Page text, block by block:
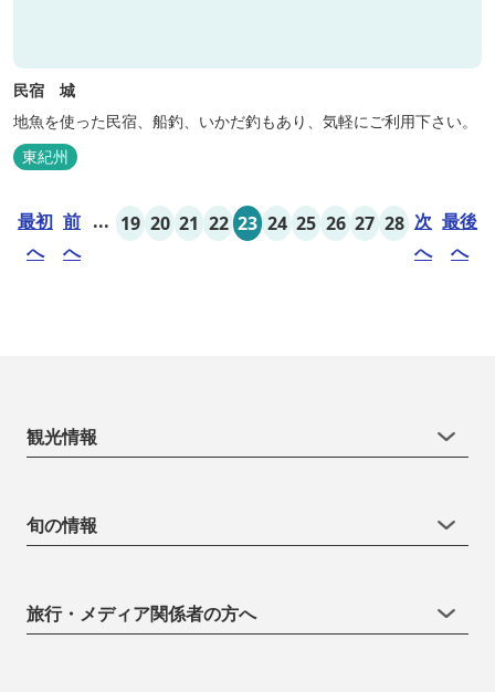
民宿 城
地魚を使った民宿、船釣、いかだ釣もあり、気軽にご利用下さい。
東紀州
最初
へ
前
へ
... 19 20 21 22 23 24 25 26 27 28 次
へ
最後
へ
観光情報
旬の情報
旅行・メディア関係者の方へ